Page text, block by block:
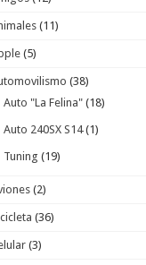
(11)
(5)
(38)
Auto "La Felina" (18)
Auto 240SX S14(1)
Tuning (19)
(2)
(36)
(3)